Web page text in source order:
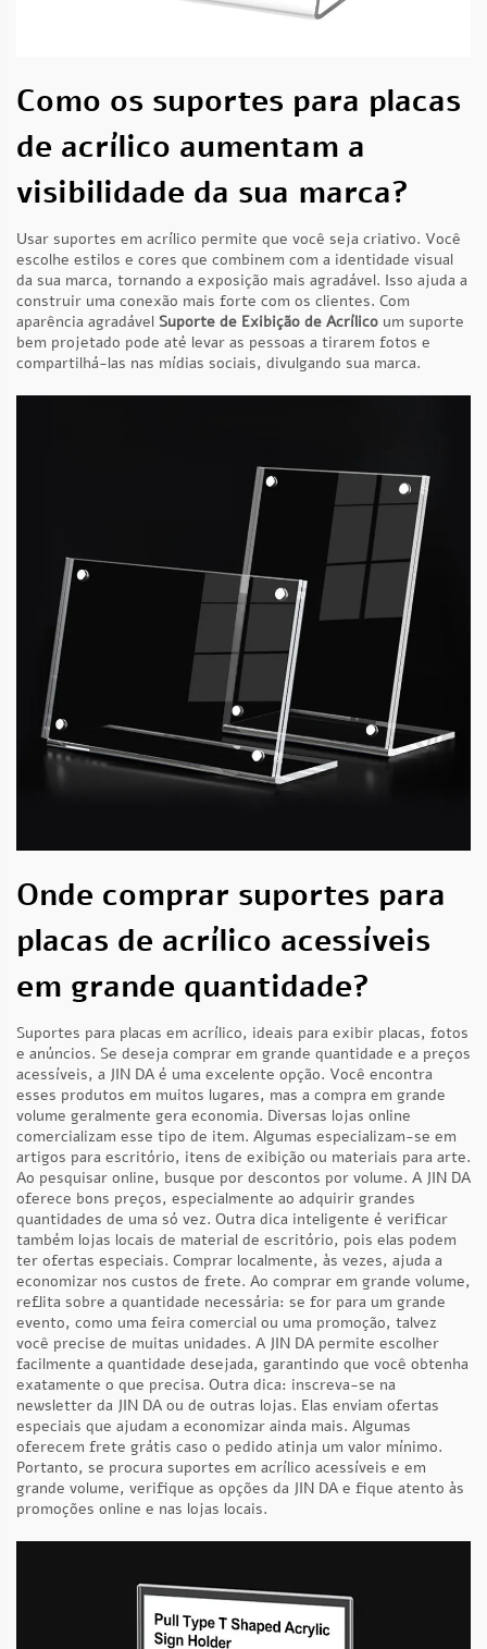
Como os suportes para placas
de acrílico aumentam a
visibilidade da sua marca?
Usar suportes em acrílico permite que você seja criativo. Você
escolhe estilos e cores que combinem com a identidade visual
da sua marca, tornando a exposição mais agradável. Isso ajuda a
construir uma conexão mais forte com os clientes. Com
aparência agradável Suporte de Exibição de Acrílico um suporte
bem projetado pode até levar as pessoas a tirarem fotos e
compartilhá-las nas mídias sociais, divulgando sua marca.
Onde comprar suportes para
placas de acrílico acessíveis
em grande quantidade?
Suportes para placas em acrílico, ideais para exibir placas, fotos
e anúncios. Se deseja comprar em grande quantidade e a preços
acessíveis, a JIN DA é uma excelente opção. Você encontra
esses produtos em muitos lugares, mas a compra em grande
volume geralmente gera economia. Diversas lojas online
comercializam esse tipo de item. Algumas especializam-se em
artigos para escritório, itens de exibição ou materiais para arte.
Ao pesquisar online, busque por descontos por volume. A JIN DA
oferece bons preços, especialmente ao adquirir grandes
quantidades de uma só vez. Outra dica inteligente é verificar
também lojas locais de material de escritório, pois elas podem
ter ofertas especiais. Comprar localmente, às vezes, ajuda a
economizar nos custos de frete. Ao comprar em grande volume,
reflita sobre a quantidade necessária: se for para um grande
evento, como uma feira comercial ou uma promoção, talvez
você precise de muitas unidades. A JIN DA permite escolher
facilmente a quantidade desejada, garantindo que você obtenha
exatamente o que precisa. Outra dica: inscreva-se na
newsletter da JIN DA ou de outras lojas. Elas enviam ofertas
especiais que ajudam a economizar ainda mais. Algumas
oferecem frete grátis caso o pedido atinja um valor mínimo.
Portanto, se procura suportes em acrílico acessíveis e em
grande volume, verifique as opções da JIN DA e fique atento às
promoções online e nas lojas locais.